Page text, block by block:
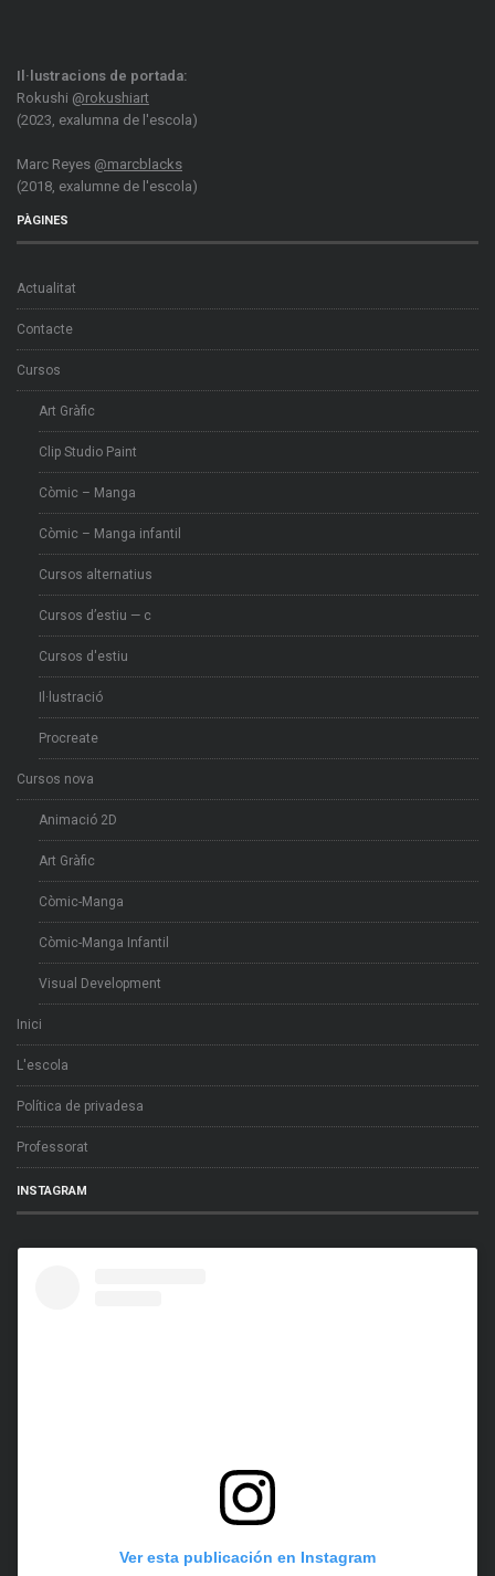
Il·lustracions de portada:
Rokushi @rokushiart
(2023, exalumna de l'escola)
Marc Reyes @marcblacks
(2018, exalumne de l'escola)
PÀGINES
Actualitat
Contacte
Cursos
Art Gràfic
Clip Studio Paint
Còmic – Manga
Còmic – Manga infantil
Cursos alternatius
Cursos d’estiu — c
Cursos d'estiu
Il·lustració
Procreate
Cursos nova
Animació 2D
Art Gràfic
Còmic-Manga
Còmic-Manga Infantil
Visual Development
Inici
L'escola
Política de privadesa
Professorat
INSTAGRAM
Ver esta publicación en Instagram